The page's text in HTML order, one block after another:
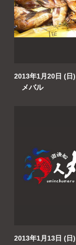
2013年1月20日 (日)
メバル
2013年1月13日 (日)